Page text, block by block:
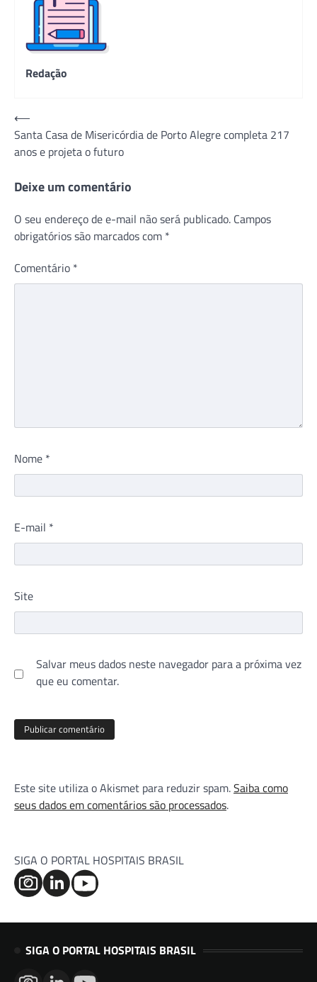
Redação
Navegação
de
Post
⟵
Santa Casa de Misericórdia de Porto Alegre completa 217
anos e projeta o futuro
Deixe um comentário
O seu endereço de e-mail não será publicado. Campos
obrigatórios são marcados com *
Comentário *
Nome *
E-mail *
Site
Salvar meus dados neste navegador para a próxima vez
que eu comentar.
Este site utiliza o Akismet para reduzir spam.Saiba como
seus dados em comentários são processados.
SIGA O PORTAL HOSPITAIS BRASIL
SIGA O PORTAL HOSPITAIS BRASIL